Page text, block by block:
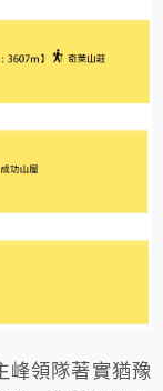
峰領隊著實猶豫